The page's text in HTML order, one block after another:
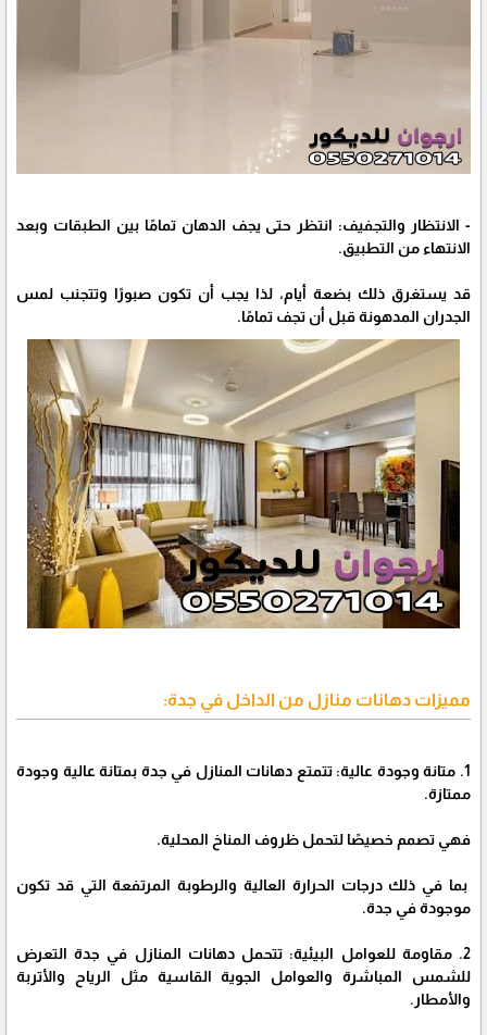
- الانتظار والتجفيف: انتظر حتى يجف الدهان تمامًا بين الطبقات وبعد
الانتهاء من التطبيق.
قد يستغرق ذلك بضعة أيام، لذا يجب أن تكون صبورًا وتتجنب لمس
الجدران المدهونة قبل أن تجف تمامًا.
مميزات دهانات منازل من الداخل في جدة:
1. متانة وجودة عالية: تتمتع دهانات المنازل في جدة بمتانة عالية وجودة
ممتازة.
فهي تصمم خصيصًا لتحمل ظروف المناخ المحلية.
بما في ذلك درجات الحرارة العالية والرطوبة المرتفعة التي قد تكون
موجودة في جدة.
2. مقاومة للعوامل البيئية: تتحمل دهانات المنازل في جدة التعرض
للشمس المباشرة والعوامل الجوية القاسية مثل الرياح والأتربة
والأمطار.